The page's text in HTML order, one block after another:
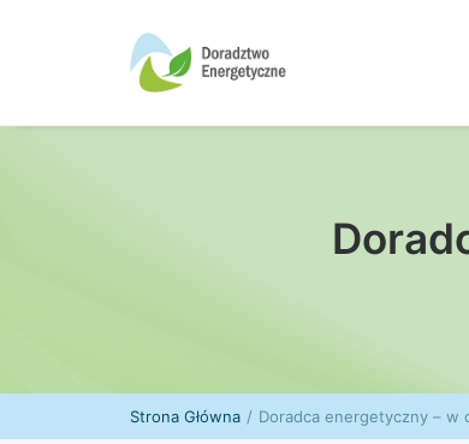
Strona Główna Doradca energetyczny – w